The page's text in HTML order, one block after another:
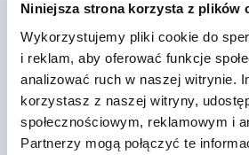
Niniejsza strona korzysta z plików
Wykorzystujemy pliki cookie do
i reklam, aby oferować funkcje
analizować ruch w naszej witrynie.
korzystasz z naszej witryny,
społecznościowym, reklamowym i
Partnerzy mogą połączyć te
Podobne wpisy